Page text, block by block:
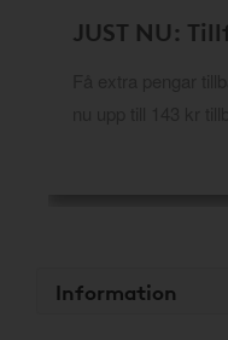
JUST NU:
Information